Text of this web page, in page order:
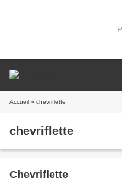
Accueil » chevriflette
chevriflette
Chevriflette